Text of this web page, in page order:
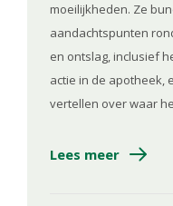
moeilijkheden. Ze
aandachtspunten
en ontslag, inclusief
actie in de apotheek,
vertellen over waar
Lees meer